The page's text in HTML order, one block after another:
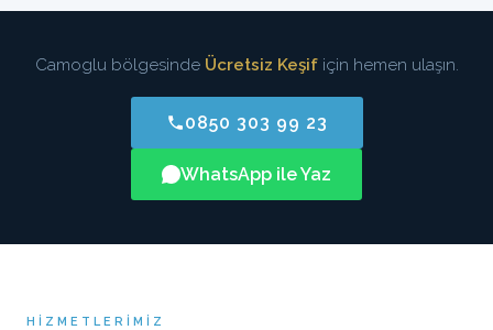
Camoglu bölgesinde Ücretsiz Keşifiçin hemen ulaşın.
0850 303 99 23
WhatsApp ile Yaz
HIZMETLERIMIZ